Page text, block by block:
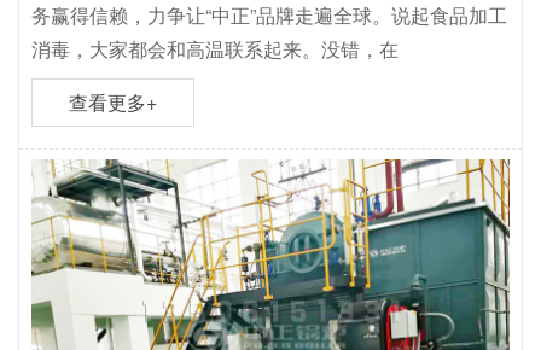
务赢得信赖，力争让“中正”品牌走遍全球。说起食品加工
消毒，大家都会和高温联系起来。没错，在
查看更多+